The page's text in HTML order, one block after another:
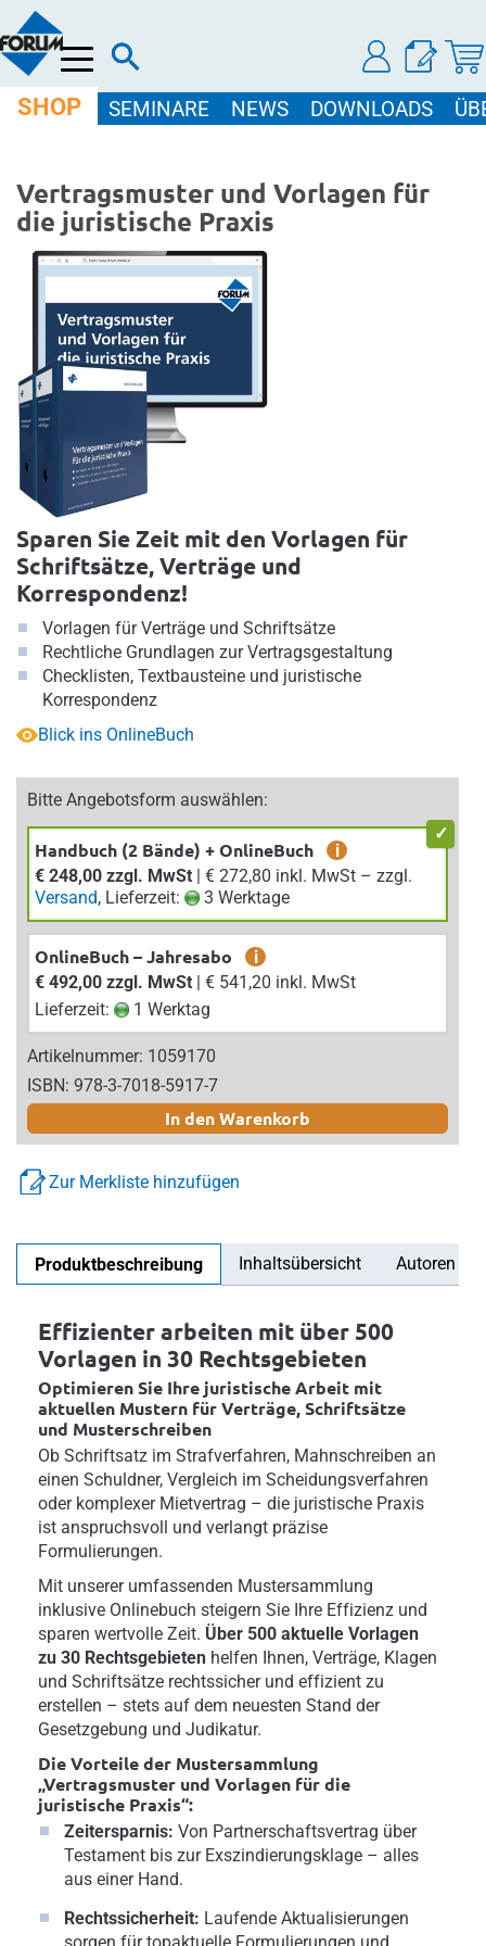
Menü
SHOP SEMINARE NEWS DOWNLOADS
Vertragsmuster und Vorlagen für
die juristische Praxis
Sparen Sie Zeit mit den Vorlagen für
Schriftsätze, Verträge und
Korrespondenz!
Vorlagen für Verträge und Schriftsätze
Rechtliche Grundlagen zur Vertragsgestaltung
Checklisten, Textbausteine und juristische
Korrespondenz
Blick ins OnlineBuch
Bitte Angebotsform auswählen:
Handbuch (2 Bände) + OnlineBuch
i
€ 248,00 zzgl. MwSt
| € 272,80 inkl. MwSt – zzgl.
Versand, Lieferzeit: 3 Werktage
OnlineBuch – Jahresabo
i
€ 492,00 zzgl. MwSt
| € 541,20 inkl. MwSt
Lieferzeit:
1 Werktag
Artikelnummer: 1059170
ISBN: 978-3-7018-5917-7
In den Warenkorb
Zur Merkliste hinzufügen
Produktbeschreibung Inhaltsübersicht Autoren
Effizienter arbeiten mit über 500
Vorlagen in 30 Rechtsgebieten
Optimieren Sie Ihre juristische Arbeit mit
aktuellen Mustern für Verträge, Schriftsätze
und Musterschreiben
Ob Schriftsatz im Strafverfahren, Mahnschreiben an
einen Schuldner, Vergleich im Scheidungsverfahren
oder komplexer Mietvertrag – die juristische Praxis
ist anspruchsvoll und verlangt präzise
Formulierungen.
Mit unserer umfassenden Mustersammlung
inklusive Onlinebuch steigern Sie Ihre Effizienz und
sparen wertvolle Zeit. Über 500 aktuelle Vorlagen
zu 30 Rechtsgebieten helfen Ihnen, Verträge, Klagen
und Schriftsätze rechtssicher und effizient zu
erstellen – stets auf dem neuesten Stand der
Gesetzgebung und Judikatur.
Die Vorteile der Mustersammlung
„Vertragsmuster und Vorlagen für die
juristische Praxis“:
Zeitersparnis: Von Partnerschaftsvertrag über
Testament bis zur Exszindierungsklage – alles
aus einer Hand.
Rechtssicherheit: Laufende Aktualisierungen